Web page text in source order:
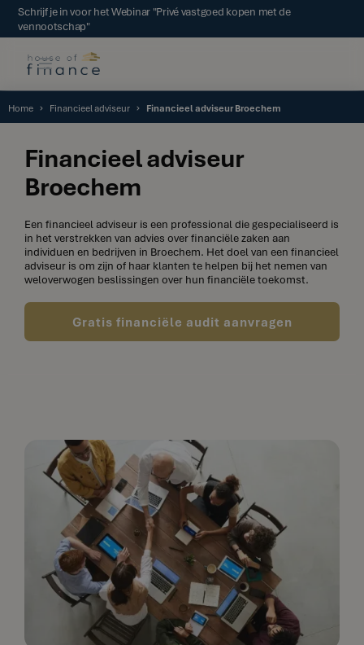
Schrijf je in voor het Webinar "Privé vastgoed kopen met de
vennootschap"
Home Financieel adviseur Financieel adviseur Broechem
Financieel adviseur
Broechem
Een financieel adviseur is een professional die gespecialiseerd is
in het verstrekken van advies over financiële zaken aan
individuen en bedrijven in Broechem. Het doel van een financieel
adviseur is om zijn of haar klanten te helpen bij het nemen van
weloverwogen beslissingen over hun financiële toekomst.
Gratis financiële audit aanvragen